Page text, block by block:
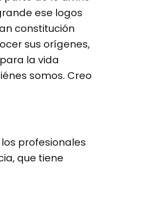
ese logos
constitución
sus orígenes,
la vida
somos. Creo
profesionales
que tiene